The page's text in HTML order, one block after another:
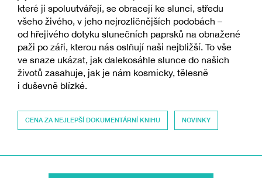
které ji spoluutvářejí, se obracejí ke slunci, středu
všeho živého, v jeho nejrozličnějších podobách –
od hřejivého dotyku slunečních paprsků na obnažené
paži po záři, kterou nás oslňují naši nejbližší. To vše
ve snaze ukázat, jak dalekosáhle slunce do našich
životů zasahuje, jak je nám kosmicky, tělesně
i duševně blízké.
CENA ZA NEJLEPŠÍ DOKUMENTÁRNÍ KNIHU NOVINKY